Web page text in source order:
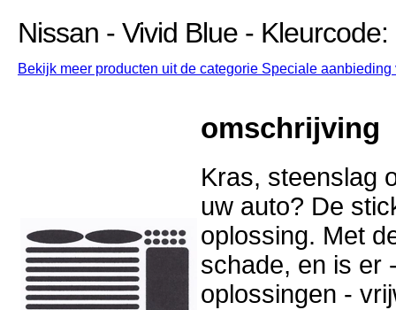
Nissan - Vivid Blue - Kleurcode:
Bekijk meer producten uit de categorie Speciale
omschrijving
Kras, steenslag
uw auto? De
oplossing. Met
schade, en is er
oplossingen -